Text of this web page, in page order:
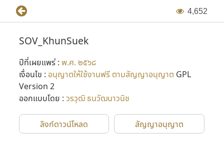
4,652
SOV_KhunSuek
ปีที่เผยแพร่ : พ.ศ. ๒๕๖๘
เงื่อนไข : อนุญาตให้ใช้งานฟรี ตามสัญญาอนุญาต GPL
Version 2
ออกแบบโดย : วรวุฒิ ธนวัฒนาวนิช
ลิงก์ดาวน์โหลด สัญญาอนุญาต